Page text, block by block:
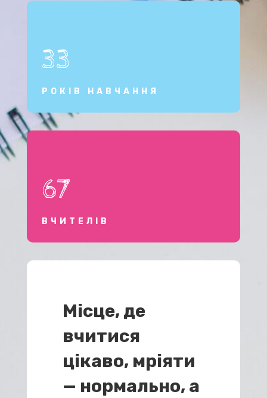
33
РОКІВ НАВЧАННЯ
67
ВЧИТЕЛІВ
Місце, де
вчитися
цікаво, мріяти
— нормально, а